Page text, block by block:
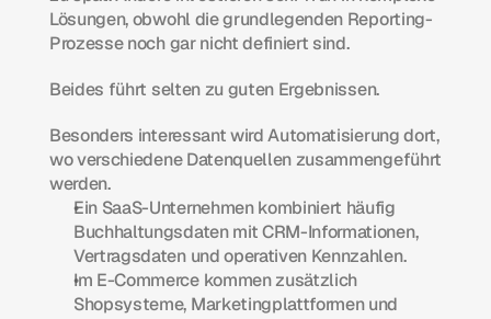
Lösungen, obwohl die grundlegenden Reporting-
Prozesse noch gar nicht definiert sind.
Beides führt selten zu guten Ergebnissen.
Besonders interessant wird Automatisierung dort,
wo verschiedene Datenquellen zusammengeführt
werden.
Ein SaaS-Unternehmen kombiniert häufig
Buchhaltungsdaten mit CRM-Informationen,
Vertragsdaten und operativen Kennzahlen.
Im E-Commerce kommen zusätzlich
Shopsysteme, Marketingplattformen und